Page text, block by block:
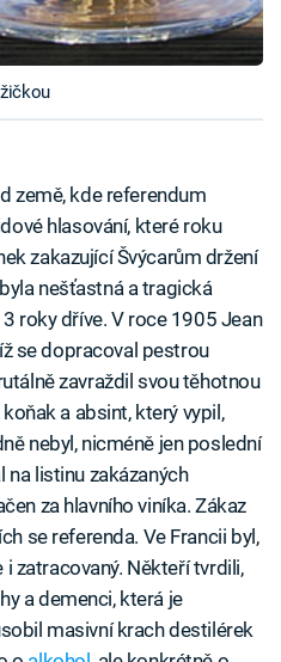
země, kde referendum
hlasování, které roku
zakazující Švýcarům držení
nešťastná a tragická
roky dříve. V roce 1905 Jean
se dopracoval pestrou
zavraždil svou těhotnou
a absint, který vypil,
nebyl, nicméně jen poslední
listinu zakázaných
za hlavního viníka. Zákaz
se referenda. Ve Francii byl,
i zatracovaný. Někteří tvrdili,
a demenci, která je
masivní krach destilérek